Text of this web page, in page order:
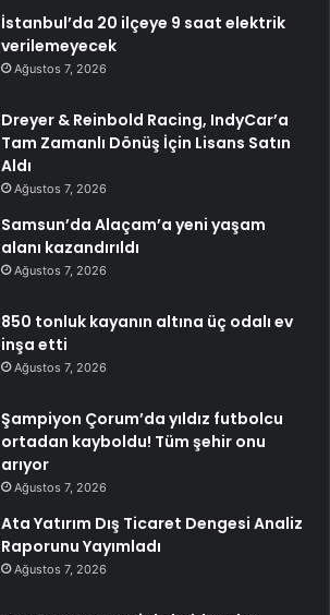
İstanbul’da 20 ilçeye 9 saat elektrik
verilemeyecek
Ağustos 7, 2026
Dreyer & Reinbold Racing, IndyCar’a
Tam Zamanlı Dönüş İçin Lisans Satın
Aldı
Ağustos 7, 2026
Samsun’da Alaçam’a yeni yaşam
alanı kazandırıldı
Ağustos 7, 2026
850 tonluk kayanın altına üç odalı ev
inşa etti
Ağustos 7, 2026
Şampiyon Çorum’da yıldız futbolcu
ortadan kayboldu! Tüm şehir onu
arıyor
Ağustos 7, 2026
Ata Yatırım Dış Ticaret Dengesi Analiz
Raporunu Yayımladı
Ağustos 7, 2026